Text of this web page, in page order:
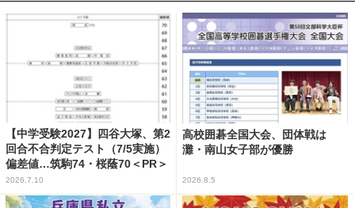
【中学受験2027】四谷大塚、第2
回合不合判定テスト（7/5実施）
偏差値…筑駒74・桜蔭70＜PR＞
2026.7.10
高校囲碁全国大会、団体戦は
灘・南山女子部が優勝
2026.8.5